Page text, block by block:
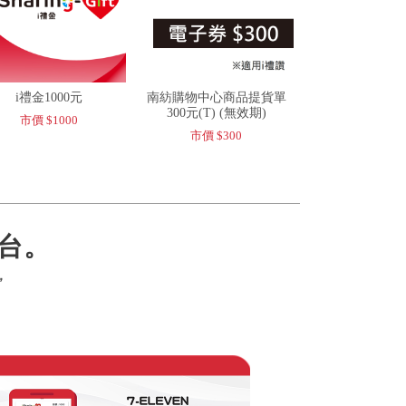
i禮金1000元
市價 $1000
南紡購物中心商品提貨單
300元(T) (無效期)
市價 $300
。